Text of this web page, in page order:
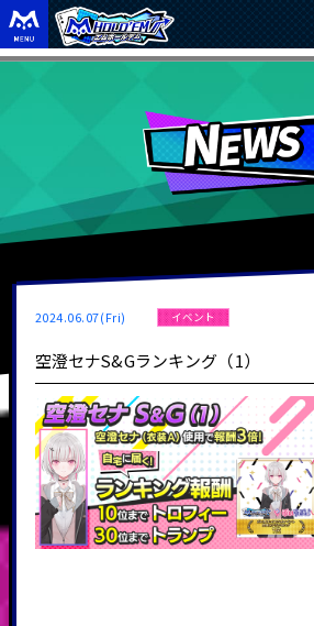
2024.06.07(Fri) イベント
空澄セナS&Gランキング（1）